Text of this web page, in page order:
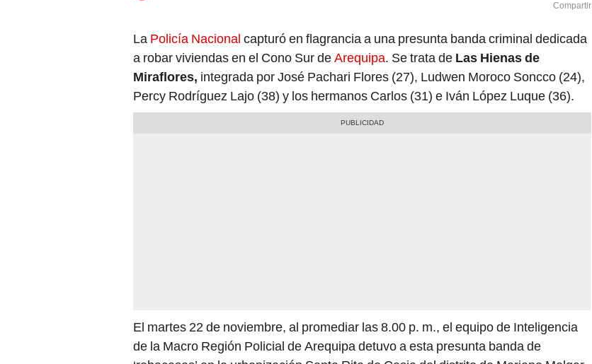
Compartir
La Policía Nacional capturó en flagrancia a una presunta banda criminal dedicada
a robar viviendas en el Cono Sur deArequipa. Se trata de Las Hienas de
Miraflores, integrada por José Pachari Flores (27), Ludwen Moroco Soncco (24),
Percy Rodríguez Lajo (38) y los hermanos Carlos (31) e Iván López Luque (36).
El martes 22 de noviembre, al promediar las 8.00 p. m., el equipo de Inteligencia
de la Macro Región Policial de Arequipa detuvo a esta presunta banda de